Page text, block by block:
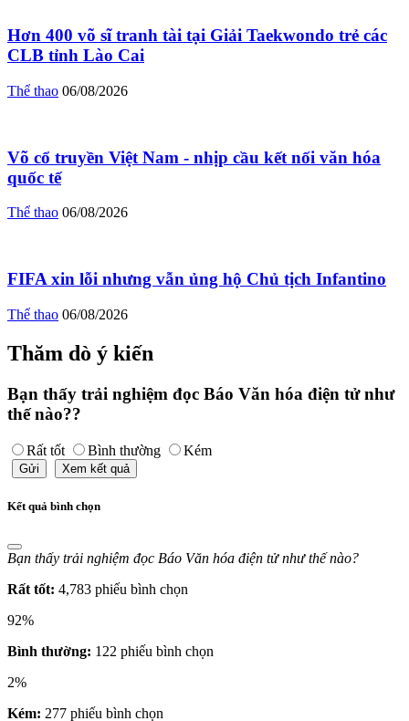
Hơn 400 võ sĩ tranh tài tại Giải Taekwondo trẻ các
CLB tỉnh Lào Cai
Thể thao 06/08/2026
Võ cổ truyền Việt Nam - nhịp cầu kết nối văn hóa
quốc tế
Thể thao 06/08/2026
FIFA xin lỗi nhưng vẫn ủng hộ Chủ tịch Infantino
Thể thao 06/08/2026
Thăm dò ý kiến
Bạn thấy trải nghiệm đọc Báo Văn hóa điện tử như
thế nào??
Rất tốt Bình thường Kém
Gửi Xem kết quả
Kết quả bình chọn
Bạn thấy trải nghiệm đọc Báo Văn hóa điện tử như thế nào?
Rất tốt: 4,783 phiếu bình chọn
92%
Bình thường: 122 phiếu bình chọn
2%
Kém: 277 phiếu bình chọn